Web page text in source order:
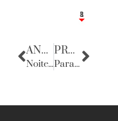
1
8
ANTERIOR
Noite adentro
PRÓXIMA
Parabéns, Conservatório!